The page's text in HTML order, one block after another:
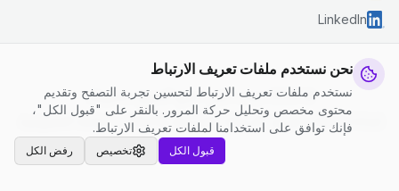
نحن نستخدم ملفات تعريف الارتباط
نستخدم ملفات تعريف الارتباط لتحسين تجربة التصفح وتقديم
محتوى مخصص وتحليل حركة المرور. بالنقر على "قبول الكل"،
فإنك توافق على استخدامنا لملفات تعريف الارتباط.
رفض الكل تخصيص قبول الكل
LinkedIn
© 2026 جست كلين. جميع الحقوق محفوظة.
سياسة الخصوصية
الشروط والأحكام | إعدادات ملفات تعريف الارتباط